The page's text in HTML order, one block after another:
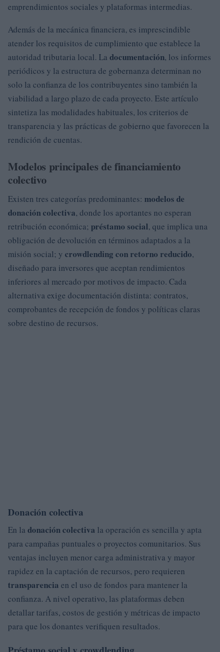
emprendimientos sociales y plataformas intermedias.
Además de la mecánica financiera, es imprescindible
atender los requisitos de cumplimiento que establece la
autoridad tributaria local. La documentación, los informes
periódicos y la estructura de gobernanza determinan no
solo la confianza de los contribuyentes sino también la
viabilidad a largo plazo de cada proyecto. Este artículo
sintetiza las modalidades habituales, los criterios de
transparencia y las prácticas de gobierno que favorecen la
rendición de cuentas.
Modelos principales de financiamiento
colectivo
Existen tres categorías predominantes: modelos de
donación colectiva, donde los aportantes no esperan
retribución económica; préstamo social, que implica una
obligación de devolución en términos adaptados a la
misión social; y crowdlending con retorno reducido,
diseñado para inversores que aceptan rendimientos
inferiores al mercado por motivos de impacto. Cada
alternativa exige documentación distinta: contratos,
comprobantes de recepción de fondos y políticas claras
sobre destino de recursos.
Donación colectiva
En la donación colectiva la operación es sencilla y apta
para campañas puntuales o proyectos comunitarios. Sus
ventajas incluyen menor carga administrativa y mayor
rapidez en la captación de recursos, pero requieren
transparencia en el uso de fondos para mantener la
confianza. A nivel operativo, las plataformas deben
detallar tarifas, costos de gestión y métricas de impacto
para que los donantes verifiquen resultados.